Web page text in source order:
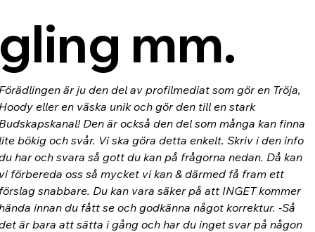
mm.
är ju den del av profilmediat som gör en Tröja,
eller en väska unik och gör den till en stark
Den är också den del som många kan finna
bökig och svår. Vi ska göra detta enkelt. Skriv i den info
har och svara så gott du kan på frågorna nedan. Då kan
förbereda oss så mycket vi kan & därmed få fram ett
snabbare. Du kan vara säker på att INGET kommer
innan du fått se och godkänna något korrektur. -Så
är bara att sätta i gång och har du inget svar på någon